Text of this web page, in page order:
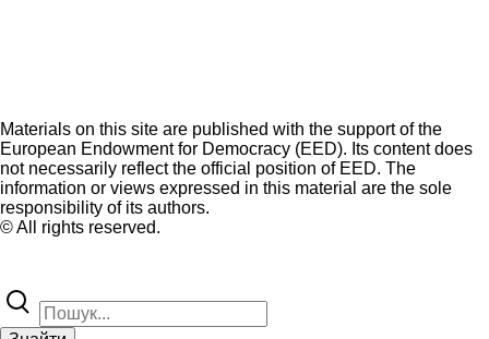
Materials on this site are published with the support of the
European Endowment for Democracy (EED). Its content does
not necessarily reflect the official position of EED. The
information or views expressed in this material are the sole
responsibility of its authors.
© All rights reserved.